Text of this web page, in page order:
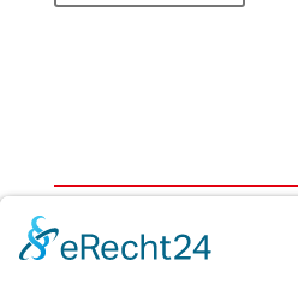
Downloads Universal